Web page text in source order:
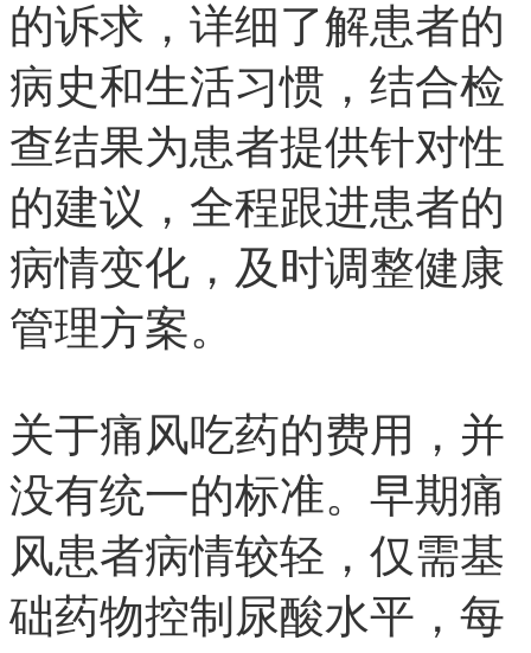
的诉求，详细了解患者的
病史和生活习惯，结合检
查结果为患者提供针对性
的建议，全程跟进患者的
病情变化，及时调整健康
管理方案。
关于痛风吃药的费用，并
没有统一的标准。早期痛
风患者病情较轻，仅需基
础药物控制尿酸水平，每